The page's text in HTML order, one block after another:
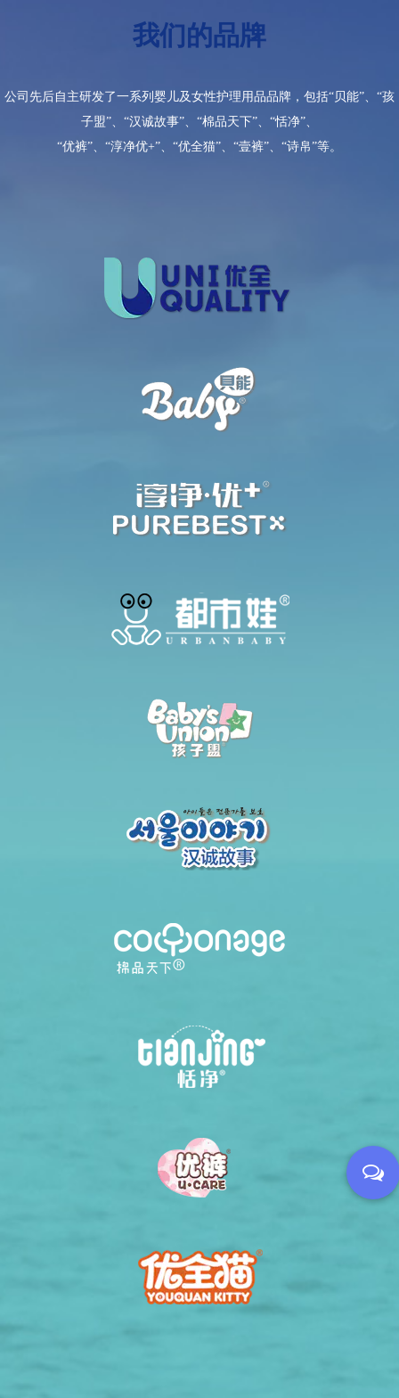
我们的品牌
公司先后自主研发了一系列婴儿及女性护理用品品牌，包括“贝能”、“孩
子盟”、“汉诚故事”、“棉品天下”、“恬净”、
“优裤”、“淳净优+”、“优全猫”、“壹裤”、“诗帛”等。